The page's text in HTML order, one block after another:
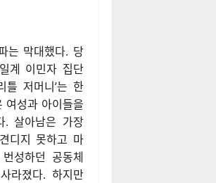
는 막대했다. 당
계 이민자 집단
틀 저머니’는 한
여성과 아이들을
. 살아남은 가장
디지 못하고 마
성하던 공동체
라졌다. 하지만